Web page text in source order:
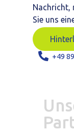
Nachricht,
Sie uns
+49